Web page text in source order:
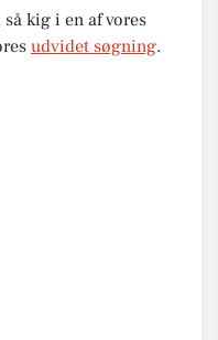
kig i en af vores
udvidet søgning.